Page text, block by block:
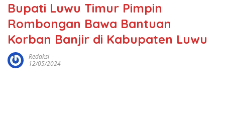
Bupati Luwu Timur Pimpin
Rombongan Bawa Bantuan
Korban Banjir di Kabupaten Luwu
Redaksi
12/05/2024